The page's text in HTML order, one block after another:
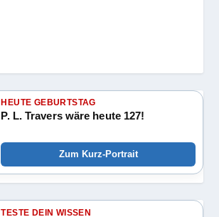
HEUTE GEBURTSTAG
P. L. Travers wäre heute 127!
Zum Kurz-Portrait
TESTE DEIN WISSEN